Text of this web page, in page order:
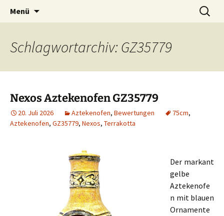
Menü
Suchen
nach:
Schlagwortarchiv: GZ35779
Nexos Aztekenofen GZ35779
20. Juli 2026 Aztekenofen, Bewertungen 75cm,
Aztekenofen, GZ35779, Nexos, Terrakotta
Der markant
gelbe
Aztekenofe
n mit blauen
Ornamente